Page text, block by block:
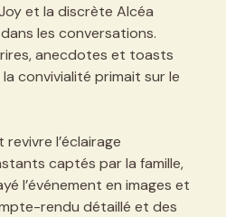
et la discrète Alcéa
les conversations.
anecdotes et toasts
convivialité primait sur le
l’éclairage
captés par la famille,
l’événement en images et
rendu détaillé et des